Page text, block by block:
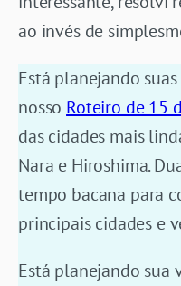
ao invés de
Está planejando
nosso Roteiro de 15
das cidades mais
Nara e Hiroshima.
tempo bacana para
principais cidades e
Está planejando sua